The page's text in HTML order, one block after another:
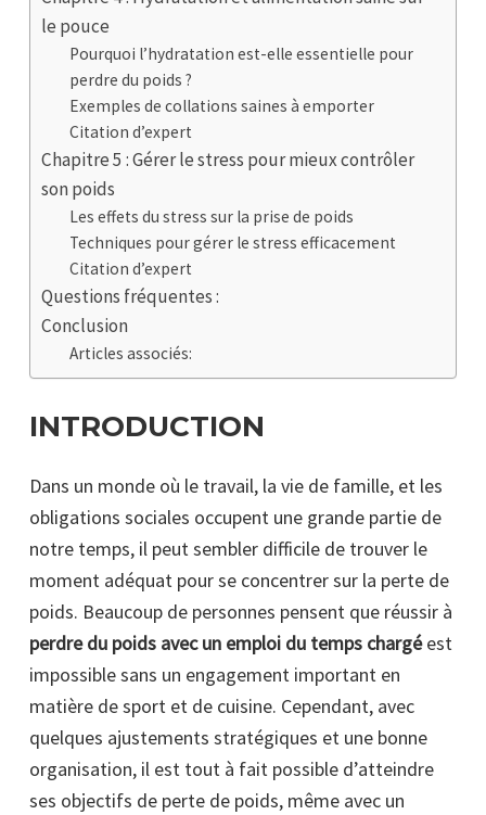
le pouce
Pourquoi l’hydratation est-elle essentielle pour
perdre du poids ?
Exemples de collations saines à emporter
Citation d’expert
Chapitre 5 : Gérer le stress pour mieux contrôler
son poids
Les effets du stress sur la prise de poids
Techniques pour gérer le stress efficacement
Citation d’expert
Questions fréquentes :
Conclusion
Articles associés:
INTRODUCTION
Dans un monde où le travail, la vie de famille, et les
obligations sociales occupent une grande partie de
notre temps, il peut sembler difficile de trouver le
moment adéquat pour se concentrer sur la perte de
poids. Beaucoup de personnes pensent que réussir à
perdre du poids avec un emploi du temps chargéest
impossible sans un engagement important en
matière de sport et de cuisine. Cependant, avec
quelques ajustements stratégiques et une bonne
organisation, il est tout à fait possible d’atteindre
ses objectifs de perte de poids, même avec un